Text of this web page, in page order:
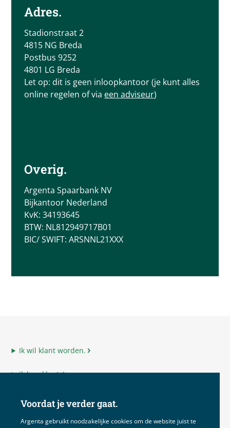
Voordat je verder gaat.
Argenta gebruikt noodzakelijke cookies om de website juist te
Adres.
Stadionstraat 2
4815 NG Breda
Postbus 9252
4801 LG Breda
Let op: dit is geen inloopkantoor (je kunt alles
online regelen of via een adviseur)
Overig.
Argenta Spaarbank NV
Bijkantoor Nederland
KvK: 34193645
BTW: NL812949717B01
BIC/ SWIFT: ARSNNL21XXX
Ik wil klant worden.
Ik ben klant.
Ik ben adviseur.
Ik ben Argenta.